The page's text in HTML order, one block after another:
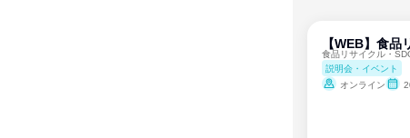
【WEB】食
食品リサイクル・
説明会・イベント
オンライン